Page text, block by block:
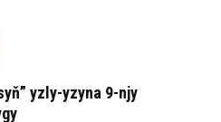
yzly-yzyna 9-njy